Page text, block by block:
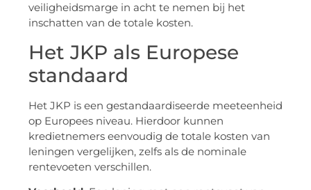
veiligheidsmarge in acht te nemen bij het
inschatten van de totale kosten.
Het JKP als Europese
standaard
Het JKP is een gestandaardiseerde meeteenheid
op Europees niveau. Hierdoor kunnen
kredietnemers eenvoudig de totale kosten van
leningen vergelijken, zelfs als de nominale
rentevoeten verschillen.